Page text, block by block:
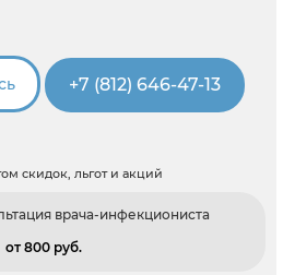
+7 (812) 646-47-13
скидок, льгот и акций
врача-инфекциониста
от 800 pуб.